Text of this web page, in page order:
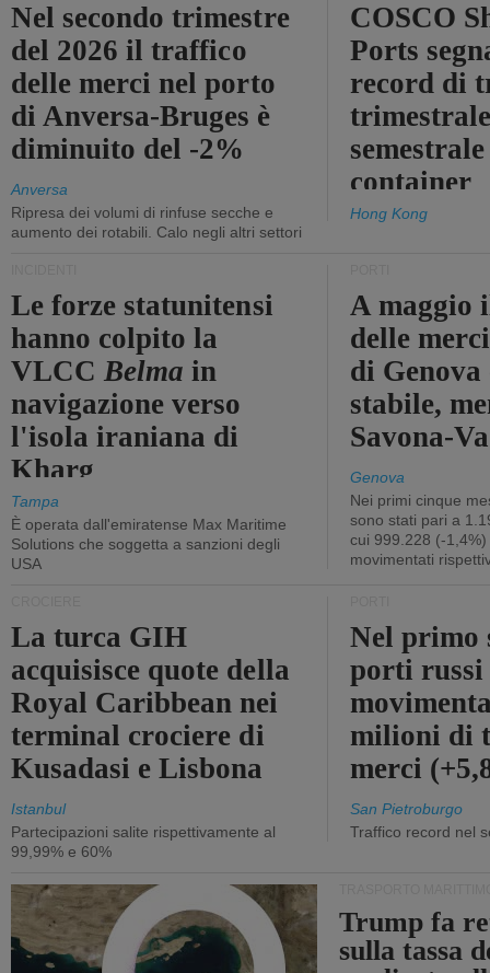
Nel secondo trimestre
del 2026 il traffico
delle merci nel porto
di Anversa-Bruges è
diminuito del -2%
Anversa
Ripresa dei volumi di rinfuse secche e
aumento dei rotabili. Calo negli altri settori
COSCO
Ports
record di
container
Hong Kong
Le forze statunitensi
hanno colpito la
VLCCBelma in
navigazione verso
l'isola iraniana di
Kharg
Tampa
È operata dall'emiratense Max Maritime
Solutions che soggetta a sanzioni degli
USA
A maggio
delle
di
stabile,
Savona-
Genova
Nei primi cinque
sono stati pari a
cui 999.228 (-
movimentati
La turca GIH
acquisisce quote della
Royal Caribbean nei
terminal crociere di
Kusadasi e Lisbona
Istanbul
Partecipazioni salite rispettivamente al
99,99% e 60%
Nel primo
porti russi
milioni di
merci
San Pietroburgo
Traffico record nel
Trump fa
sulla tassa